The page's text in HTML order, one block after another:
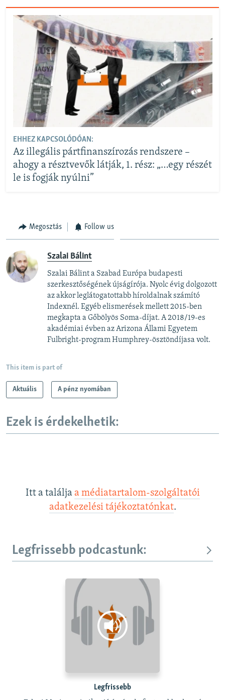
EHHEZ KAPCSOLÓDÓAN:
Az illegális pártfinanszírozás rendszere –
ahogy a résztvevők látják, 1. rész: „…egy részét
le is fogják nyúlni”
Megosztás Follow us
Szalai Bálint
Szalai Bálint a Szabad Európa budapesti
szerkesztőségének újságírója. Nyolc évig dolgozott
az akkor leglátogatottabb híroldalnak számító
Indexnél. Egyéb elismerések mellett 2015-ben
megkapta a Gőbölyös Soma-díjat. A 2018/19-es
akadémiai évben az Arizona Állami Egyetem
Fulbright-program Humphrey-ösztöndíjasa volt.
This item is part of
Aktuális A pénz nyomában
Ezek is érdekelhetik:
Itt a találja a médiatartalom-szolgáltatói
adatkezelési tájékoztatónkat.
Legfrissebb podcastunk:
Legfrissebb